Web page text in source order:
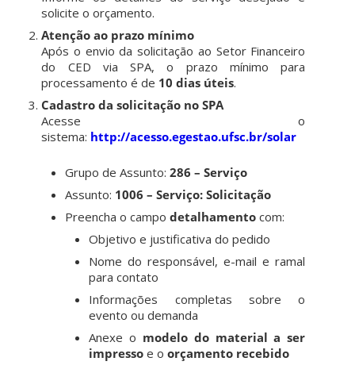
solicite o orçamento.
Atenção ao prazo mínimo
Após o envio da solicitação ao Setor Financeiro
do CED via SPA, o prazo mínimo para
processamento é de 10 dias úteis.
Cadastro da solicitação no SPA
Acesse o
sistema: http://acesso.egestao.ufsc.br/solar
Grupo de Assunto:286 – Serviço
Assunto: 1006 – Serviço: Solicitação
Preencha o campodetalhamento com:
Objetivo e justificativa do pedido
Nome do responsável, e-mail e ramal
para contato
Informações completas sobre o
evento ou demanda
Anexe o modelo do material a ser
impresso e oorçamento recebido